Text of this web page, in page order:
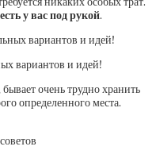
у вас под рукой.
вариантов и идей!
очень трудно хранить
определенного места.